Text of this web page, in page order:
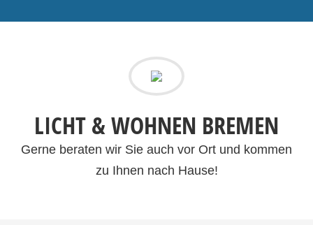
LICHT & WOHNEN BREMEN
Gerne beraten wir Sie auch vor Ort und kommen
zu Ihnen nach Hause!